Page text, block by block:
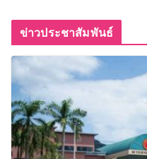
ข่าวประชาสัมพันธ์